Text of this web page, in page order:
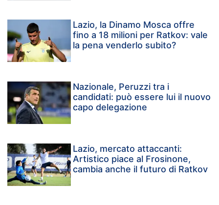
Lazio, la Dinamo Mosca offre
fino a 18 milioni per Ratkov: vale
la pena venderlo subito?
Nazionale, Peruzzi tra i
candidati: può essere lui il nuovo
capo delegazione
Lazio, mercato attaccanti:
Artistico piace al Frosinone,
cambia anche il futuro di Ratkov